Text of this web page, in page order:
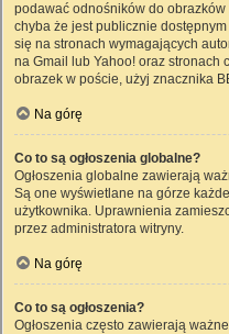
podawać odnośników do
chyba że jest publicznie
się na stronach wymagających
na Gmail lub Yahoo! oraz stronach
obrazek w poście, użyj znacznika
Na górę
Co to są ogłoszenia globalne?
Ogłoszenia globalne zawierają
Są one wyświetlane na górze
użytkownika. Uprawnienia
przez administratora witryny.
Na górę
Co to są ogłoszenia?
Ogłoszenia często zawierają